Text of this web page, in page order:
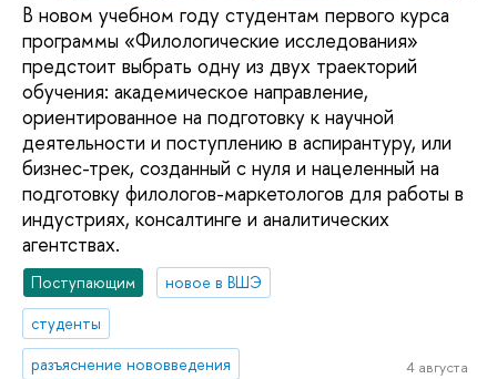
В новом учебном году студентам первого курса
программы «Филологические исследования»
предстоит выбрать одну из двух траекторий
обучения: академическое направление,
ориентированное на подготовку к научной
деятельности и поступлению в аспирантуру, или
бизнес-трек, созданный с нуля и нацеленный на
подготовку филологов-маркетологов для работы в
индустриях, консалтинге и аналитических
агентствах.
Поступающим
новое в ВШЭ
студенты
разъяснение нововведения
4 августа